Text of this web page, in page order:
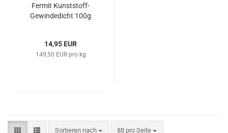
Fermit Kunststoff-
Gewindedicht 100g
14,95 EUR
149,50 EUR pro kg
Sortieren nach
Sortieren nach 88 pro Seite
pro Seite